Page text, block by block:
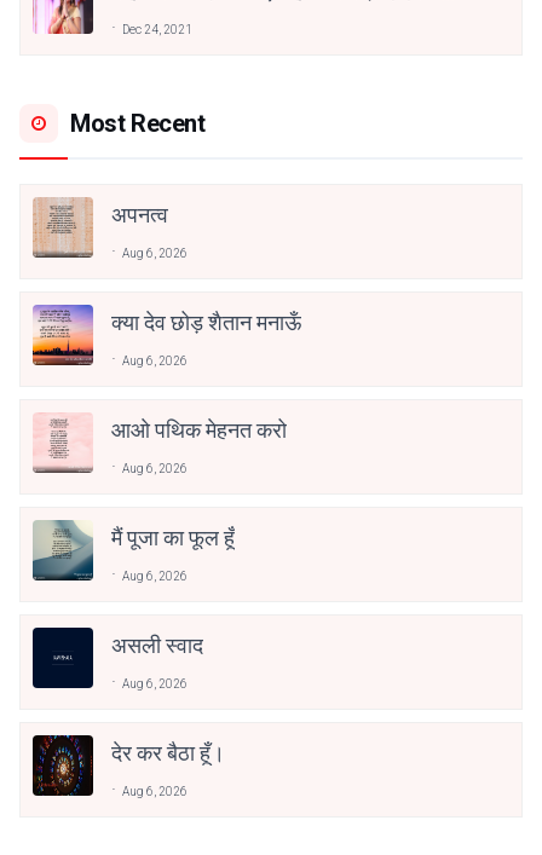
Dec 24, 2021
Most Recent
अपनत्व
Aug 6, 2026
क्या देव छोड़ शैतान मनाऊँ
Aug 6, 2026
आओ पथिक मेहनत करो
Aug 6, 2026
मैं पूजा का फूल हूँ
Aug 6, 2026
असली स्वाद
Aug 6, 2026
देर कर बैठा हूँ।
Aug 6, 2026